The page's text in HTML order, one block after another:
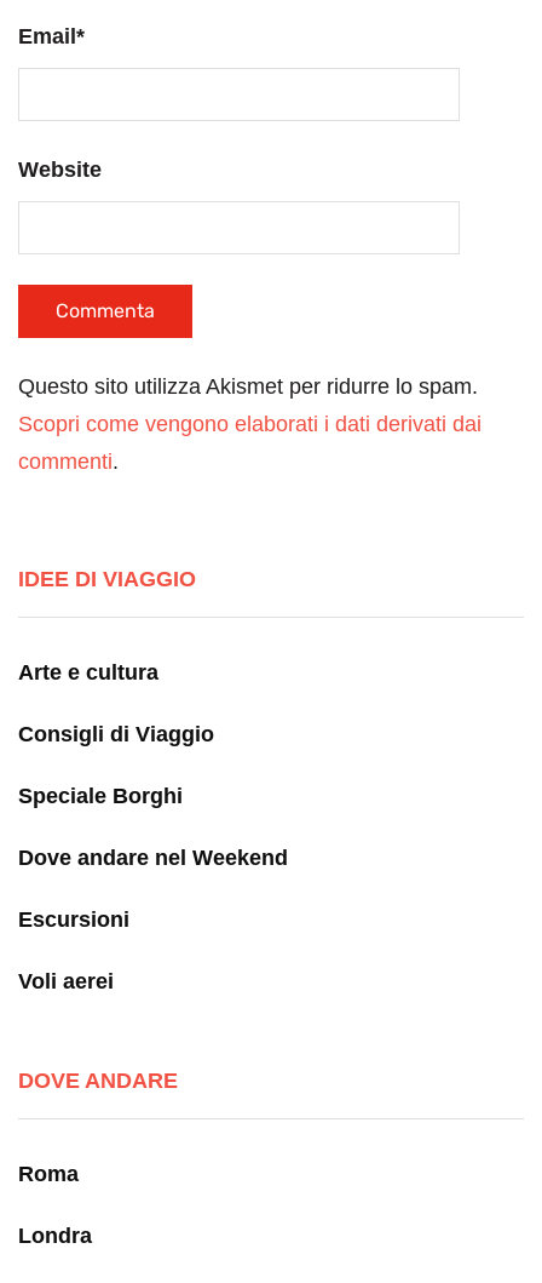
Email*
Website
Questo sito utilizza Akismet per ridurre lo spam.
Scopri come vengono elaborati i dati derivati dai
commenti.
IDEE DI VIAGGIO
Arte e cultura
Consigli di Viaggio
Speciale Borghi
Dove andare nel Weekend
Escursioni
Voli aerei
DOVE ANDARE
Roma
Londra